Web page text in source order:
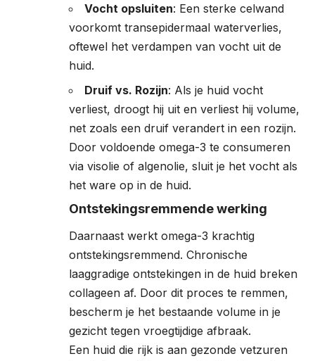
Vocht opsluiten: Een sterke celwand
voorkomt transepidermaal waterverlies,
oftewel het verdampen van vocht uit de
huid.
Druif vs. Rozijn: Als je huid vocht
verliest, droogt hij uit en verliest hij volume,
net zoals een druif verandert in een rozijn.
Door voldoende omega-3 te consumeren
via visolie of algenolie, sluit je het vocht als
het ware op in de huid.
Ontstekingsremmende werking
Daarnaast werkt omega-3 krachtig
ontstekingsremmend. Chronische
laaggradige ontstekingen in de huid breken
collageen af. Door dit proces te remmen,
bescherm je het bestaande volume in je
gezicht tegen vroegtijdige afbraak.
Een huid die rijk is aan gezonde vetzuren